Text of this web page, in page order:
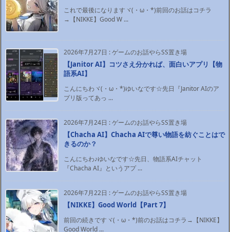
これで最後になりますヾ(・ω・*)前回のお話はコチラ
→【NIKKE】Good W ...
2026年7月27日 :ゲームのお話やらSS置き場
【Janitor AI】コツさえ分かれば、面白いアプリ【物
語系AI】
こんにちわヾ(・ω・*)ゆいなです☆先日『Janitor AIのア
プリ版ってあっ ...
2026年7月24日 :ゲームのお話やらSS置き場
【Chacha AI】Chacha AIで尊い物語を紡ぐことはで
きるのか？
こんにちわ♪ゆいなです☆先日、物語系AIチャット
『Chacha AI』というアプ ...
2026年7月22日 :ゲームのお話やらSS置き場
【NIKKE】Good World【Part 7】
前回の続きですヾ(・ω・*)前のお話はコチラ→【NIKKE】
Good World ...